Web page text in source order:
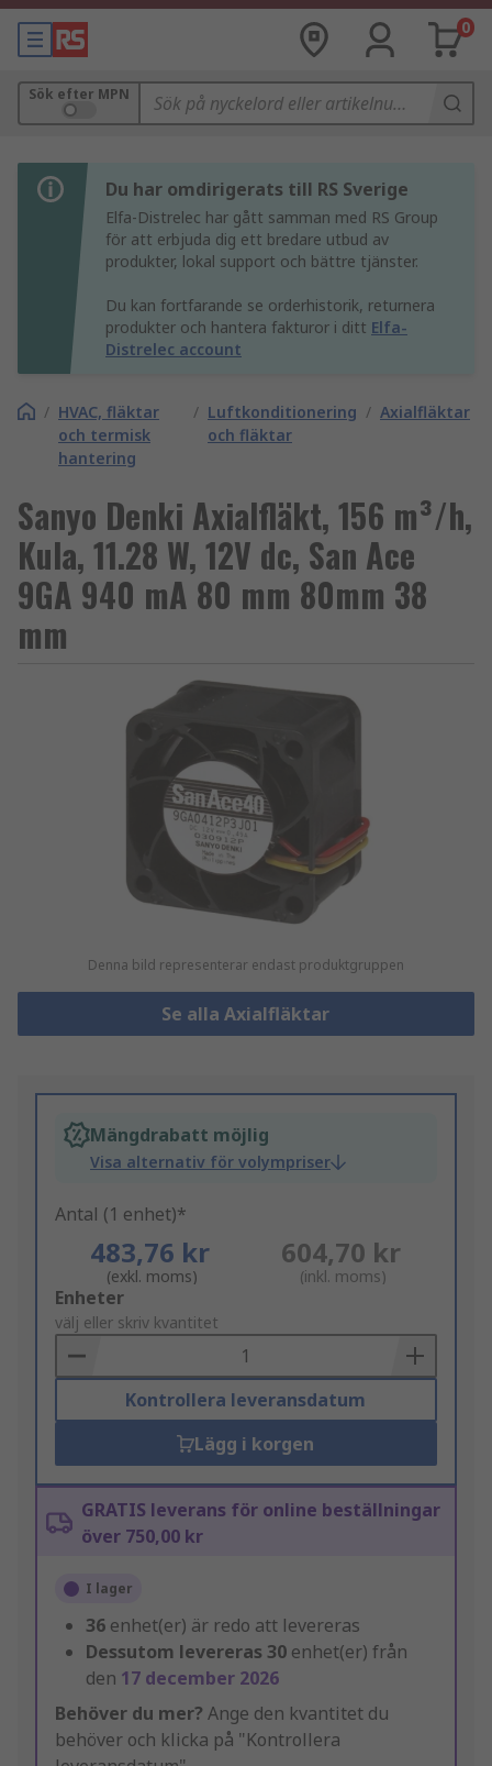
0
Sök efter MPN
Du har omdirigerats till RS Sverige
Elfa-Distrelec har gått samman med RS Group
för att erbjuda dig ett bredare utbud av
produkter, lokal support och bättre tjänster.
Du kan fortfarande se orderhistorik, returnera
produkter och hantera fakturor i ditt Elfa-
Distrelec account
/ HVAC, fläktar
och termisk
hantering
/ Luftkonditionering
och fläktar
/ Axialfläktar
Sanyo Denki Axialfläkt, 156 m³/h,
Kula, 11.28 W, 12V dc, San Ace
9GA 940 mA 80 mm 80mm 38
mm
Denna bild representerar endast produktgruppen
Se alla Axialfläktar
Mängdrabatt möjlig
Visa alternativ för volympriser
Antal (1 enhet)*
483,76 kr
(exkl. moms)
604,70 kr
(inkl. moms)
Add
to
Basket
Enheter
välj eller skriv kvantitet
Kontrollera leveransdatum
Lägg i korgen
GRATIS leverans för online beställningar
över 750,00 kr
I lager
36 enhet(er) är redo att levereras
Dessutom levereras 30 enhet(er) från
den 17 december 2026
Behöver du mer? Ange den kvantitet du
behöver och klicka på "Kontrollera